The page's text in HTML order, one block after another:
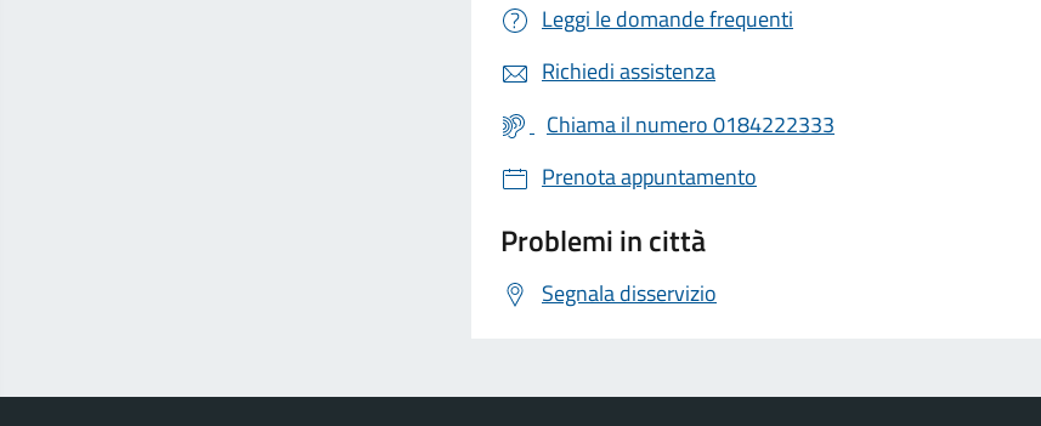
Leggi le domande frequenti
Richiedi assistenza
Chiama il numero 0184222333
Prenota appuntamento
Problemi in città
Segnala disservizio